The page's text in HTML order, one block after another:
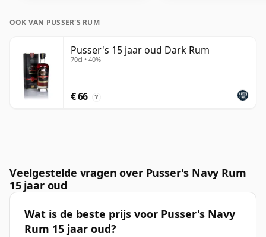
OOK VAN PUSSER'S RUM
Pusser's 15 jaar oud Dark Rum
70cl • 40%
€ 66 ?
Veelgestelde vragen over Pusser's Navy Rum
15 jaar oud
Wat is de beste prijs voor Pusser's Navy
Rum 15 jaar oud?